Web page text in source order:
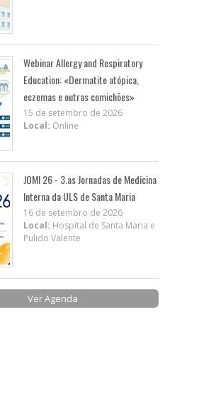
Webinar Allergy and Respiratory
Education: «Dermatite atópica,
eczemas e outras comichões»
15 de setembro de 2026
Local: Online
JOMI 26 - 3.as Jornadas de Medicina
Interna da ULS de Santa Maria
16 de setembro de 2026
Local: Hospital de Santa Maria e
Pulido Valente
Ver Agenda